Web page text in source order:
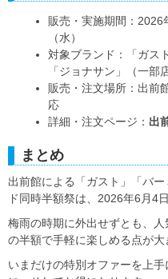
販売・実施期間：2026
（水）
対象ブランド：「ガス
「ジョナサン」（一部
販売・注文場所：出前
応
詳細・注文ページ： 出
まとめ
出前館による「ガスト」「バ
ド同時半額祭は、2026年6月4
梅雨の時期に外出せずとも、
の半額で手軽に楽しめる点が大
いまだけの特別オファーを上